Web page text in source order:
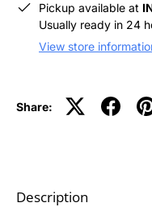
Pickup available at
Usually ready in 24
View store
Share:
Description